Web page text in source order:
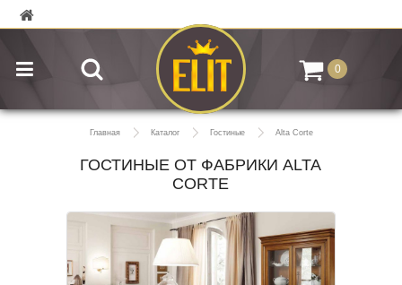
0
Главная Каталог Гостиные Alta Corte
ГОСТИНЫЕ ОТ ФАБРИКИ ALTA
CORTE